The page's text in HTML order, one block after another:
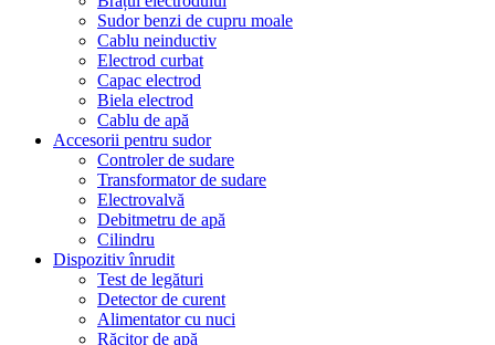
Sudor benzi de cupru moale
Cablu neinductiv
Electrod curbat
Capac electrod
Biela electrod
Cablu de apă
Accesorii pentru sudor
Controler de sudare
Transformator de sudare
Electrovalvă
Debitmetru de apă
Cilindru
Dispozitiv înrudit
Test de legături
Detector de curent
Alimentator cu nuci
Răcitor de apă